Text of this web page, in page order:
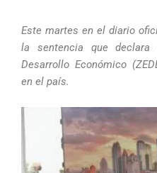
Este martes en el diario
la sentencia que
Desarrollo Económico
en el país.